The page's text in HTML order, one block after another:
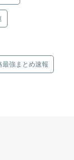
最強まとめ速報